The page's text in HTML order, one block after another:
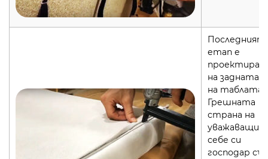
Последният
етап е
на задната
на таблата.
Грешната
страна на
уважаващия
себе си
господар